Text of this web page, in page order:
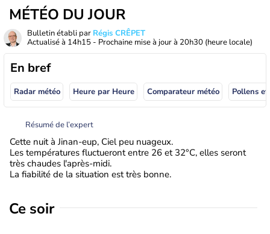
MÉTÉO DU JOUR
Bulletin établi par Régis CRÊPET
Actualisé à 14h15 - Prochaine mise à jour à 20h30 (heure locale)
En bref
Radar météo Heure par Heure Comparateur météo Pollens
Résumé de l’expert
Cette nuit à Jinan-eup, Ciel peu nuageux.
Les températures fluctueront entre 26 et 32°C, elles seront
très chaudes l'après-midi.
La fiabilité de la situation est très bonne.
Ce soir